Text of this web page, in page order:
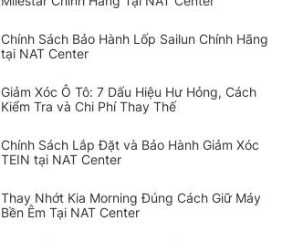
Chính Sách Bảo Hành Lốp Sailun Chính Hãng
tại NAT Center
Giảm Xóc Ô Tô: 7 Dấu Hiệu Hư Hỏng, Cách
Kiểm Tra và Chi Phí Thay Thế
Chính Sách Lắp Đặt và Bảo Hành Giảm Xóc
TEIN tại NAT Center
Thay Nhớt Kia Morning Đúng Cách Giữ Máy
Bền Êm Tại NAT Center